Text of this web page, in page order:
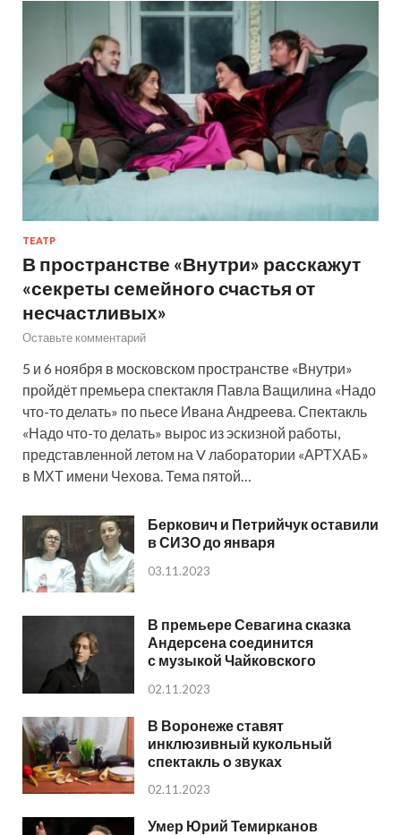
ТЕАТР
В пространстве «Внутри» расскажут
«секреты семейного счастья от
несчастливых»
Оставьте комментарий
5 и 6 ноября в московском пространстве «Внутри»
пройдёт премьера спектакля Павла Ващилина «Надо
что-то делать» по пьесе Ивана Андреева. Спектакль
«Надо что-то делать» вырос из эскизной работы,
представленной летом на V лаборатории «АРТХАБ»
в МХТ имени Чехова. Тема пятой…
Беркович и Петрийчук оставили
в СИЗО до января
03.11.2023
В премьере Севагина сказка
Андерсена соединится
с музыкой Чайковского
02.11.2023
В Воронеже ставят
инклюзивный кукольный
спектакль о звуках
02.11.2023
Умер Юрий Темирканов